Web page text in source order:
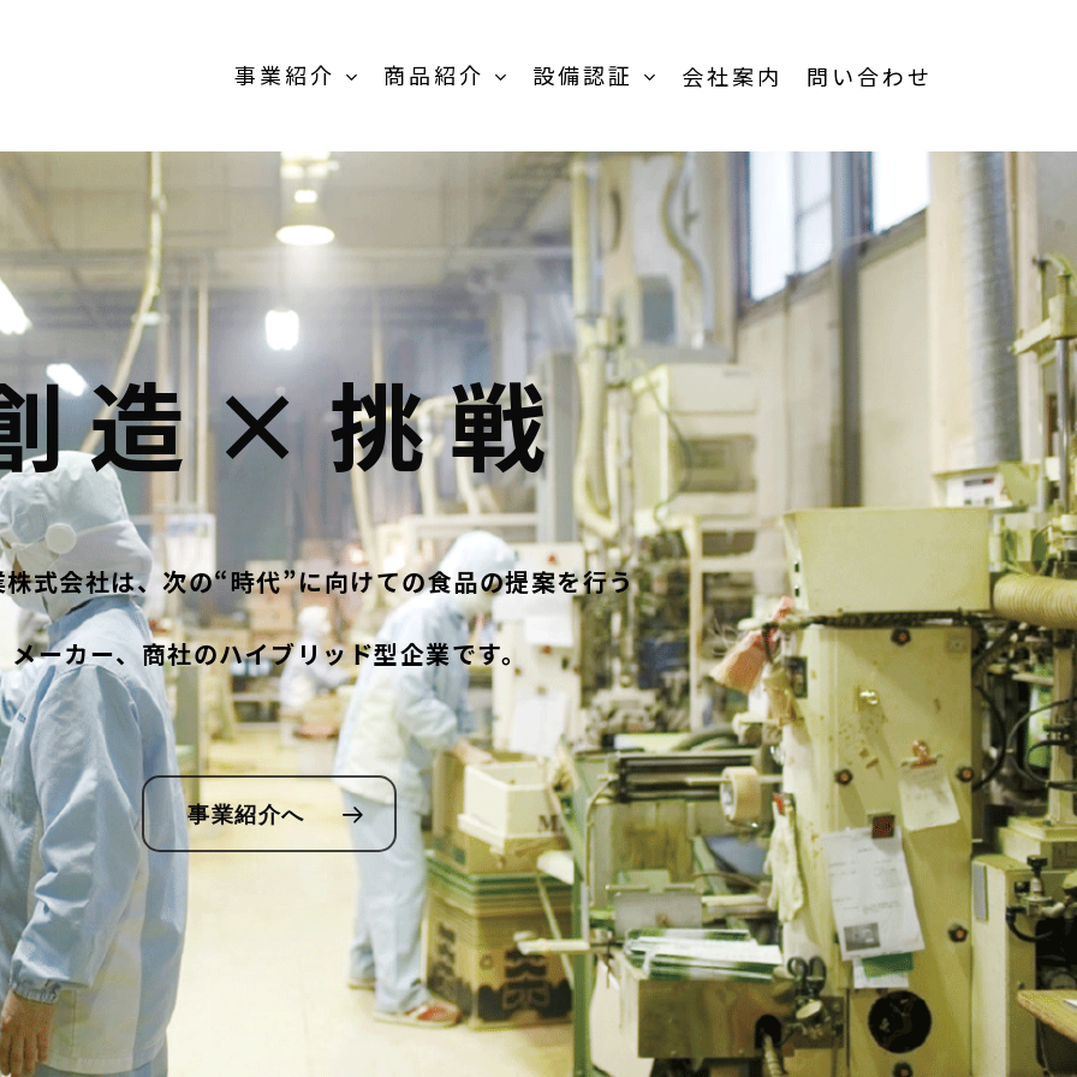
事業紹介
の事業
OEM/PB開発事
業-TOP
MEIKOパウダー
スティック
受託加工事業-
TOP
受託内容一覧
商品紹介
商品紹介-TOP
抹茶製品
粉末茶製品
茶葉製品
その他製品
設備認証 会社案内 問い合わせ
造×挑戦
式会社は、次の“時代”に向けての食品の提案を行う
メーカー、商社のハイブリッド型企業です。
事業紹介へ